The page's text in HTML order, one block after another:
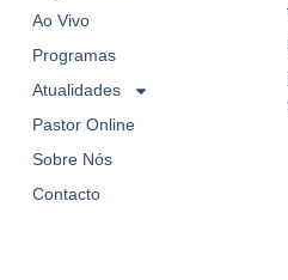
Ao Vivo
Programas
Atualidades
Pastor Online
Sobre Nós
Contacto